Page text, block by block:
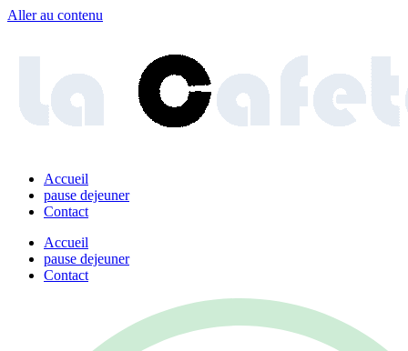
Aller au contenu
Accueil
pause dejeuner
Contact
Accueil
pause dejeuner
Contact